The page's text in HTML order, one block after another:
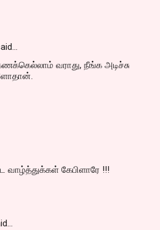
வராது, நீங்க அடிச்சு
கேபிளாரே !!!